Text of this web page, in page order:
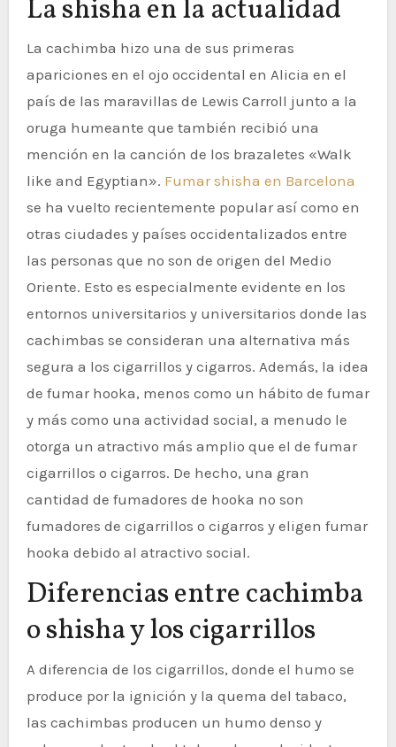
La shisha en la actualidad
La cachimba hizo una de sus primeras
apariciones en el ojo occidental en Alicia en el
país de las maravillas de Lewis Carroll junto a la
oruga humeante que también recibió una
mención en la canción de los brazaletes «Walk
like and Egyptian». Fumar shisha en Barcelona
se ha vuelto recientemente popular así como en
otras ciudades y países occidentalizados entre
las personas que no son de origen del Medio
Oriente. Esto es especialmente evidente en los
entornos universitarios y universitarios donde las
cachimbas se consideran una alternativa más
segura a los cigarrillos y cigarros. Además, la idea
de fumar hooka, menos como un hábito de fumar
y más como una actividad social, a menudo le
otorga un atractivo más amplio que el de fumar
cigarrillos o cigarros. De hecho, una gran
cantidad de fumadores de hooka no son
fumadores de cigarrillos o cigarros y eligen fumar
hooka debido al atractivo social.
Diferencias entre cachimba
o shisha y los cigarrillos
A diferencia de los cigarrillos, donde el humo se
produce por la ignición y la quema del tabaco,
las cachimbas producen un humo denso y